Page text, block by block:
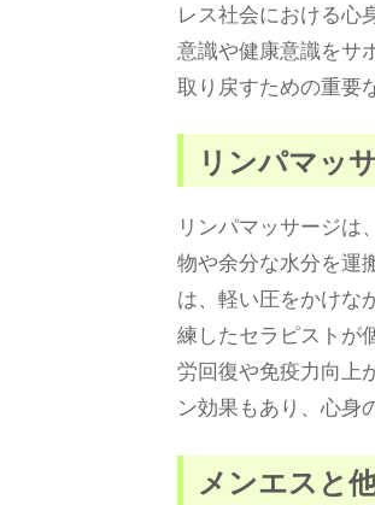
レス社会における心
意識や健康意識をサ
取り戻すための重要
リンパマッ
リンパマッサージ
物や余分な水分を運
は、軽い圧をかけな
練したセラピストが
労回復や免疫力向上
ン効果もあり、心身
メンエスと